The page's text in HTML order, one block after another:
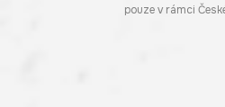
pouze v rámci